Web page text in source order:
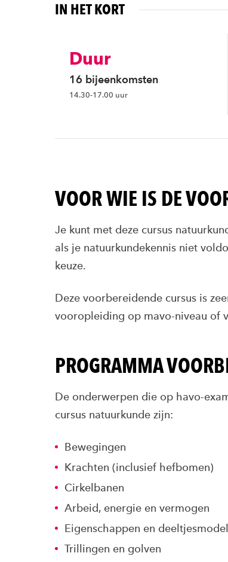
IN HET KORT
Duur
16 bijeenkomsten
14.30-17.00 uur
VOOR WIE IS DE
Je kunt met deze cursus
als je natuurkundekennis niet
keuze.
Deze voorbereidende cursus is
vooropleiding op mavo-niveau of
PROGRAMMA
De onderwerpen die op havo-
cursus natuurkunde zijn:
Bewegingen
Krachten (inclusief hefbomen)
Cirkelbanen
Arbeid, energie en vermogen
Eigenschappen en
Trillingen en golven